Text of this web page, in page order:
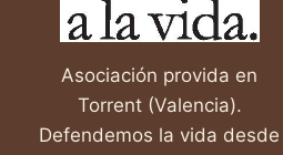
QUE
LUCHAN
LA
ELA
Asociación provida en
Torrent (Valencia).
Defendemos la vida desde